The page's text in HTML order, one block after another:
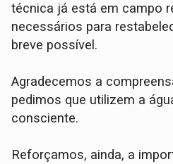
técnica já está em campo
necessários para
breve possível.
Agradecemos a
pedimos que utilizem a
consciente.
Reforçamos, ainda, a